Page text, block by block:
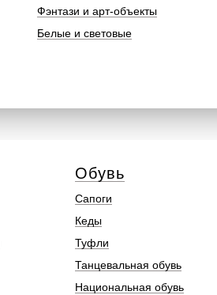
Фэнтази и арт-объекты
Белые и световые
Обувь
Сапоги
Кеды
Туфли
Танцевальная обувь
Национальная обувь